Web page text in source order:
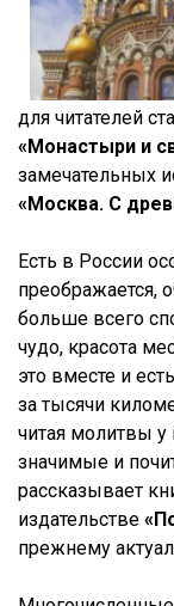
для читателей
«Монастыри и
замечательных
«Москва. С
Есть в России
преображается,
больше всего
чудо, красота
это вместе и
за тысячи
читая молитвы у
значимые и
рассказывает
издательстве
прежнему